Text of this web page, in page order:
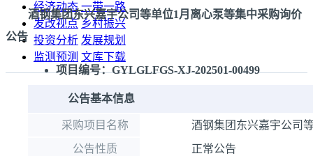
经济动态 一带一路
发改视点 乡村振兴
投资分析 发展规划
监测预测 文库下载
酒钢集团东兴嘉宇公司等单位1月离心泵等集中采购询价
公告
项目编号：GYLGLFGS-XJ-202501-00499
公告基本信息
采购项目名称
酒钢集团东兴嘉宇公司
公告性质
正常公告